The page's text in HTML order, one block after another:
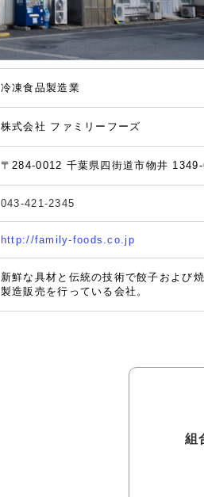
冷凍食品製造業
株式会社 ファミリーフーズ
〒284-0012 千葉県四街道市物井
043-421-2345
http://family-foods.co.jp
新鮮な具材と伝統の技術で餃子および
製造販売を行っている会社。
組